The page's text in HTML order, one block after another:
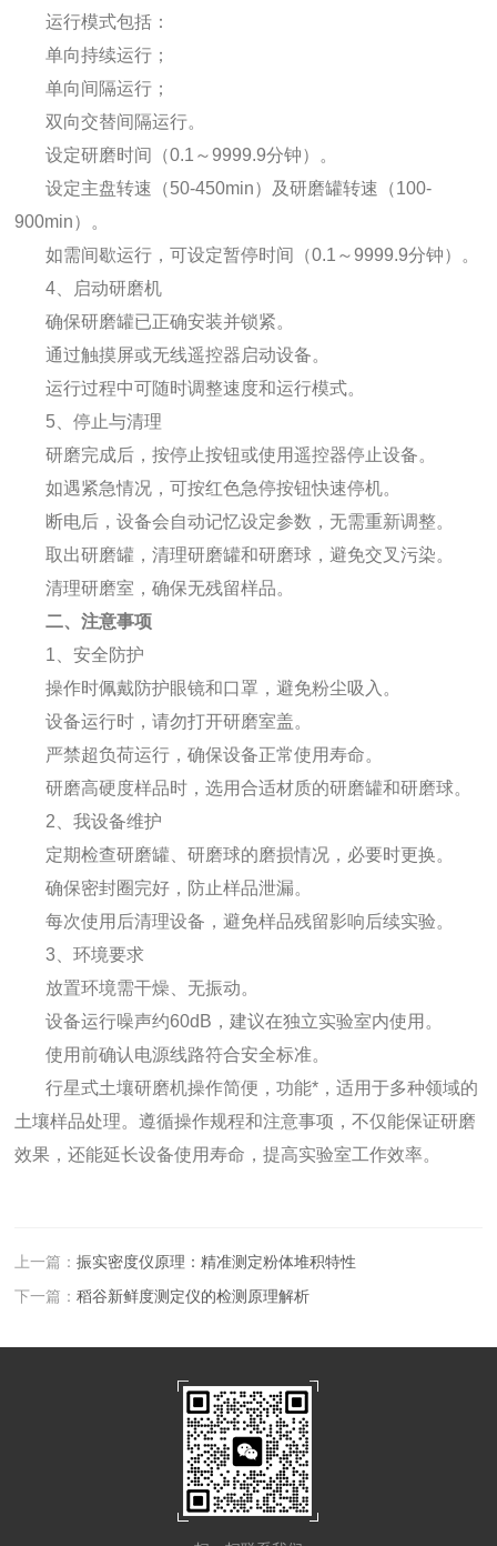
运行模式包括：
单向持续运行；
单向间隔运行；
双向交替间隔运行。
设定研磨时间（0.1～9999.9分钟）。
设定主盘转速（50-450min）及研磨罐转速（100-
900min）。
如需间歇运行，可设定暂停时间（0.1～9999.9分钟）。
4、启动研磨机
确保研磨罐已正确安装并锁紧。
通过触摸屏或无线遥控器启动设备。
运行过程中可随时调整速度和运行模式。
5、停止与清理
研磨完成后，按停止按钮或使用遥控器停止设备。
如遇紧急情况，可按红色急停按钮快速停机。
断电后，设备会自动记忆设定参数，无需重新调整。
取出研磨罐，清理研磨罐和研磨球，避免交叉污染。
清理研磨室，确保无残留样品。
二、注意事项
1、安全防护
操作时佩戴防护眼镜和口罩，避免粉尘吸入。
设备运行时，请勿打开研磨室盖。
严禁超负荷运行，确保设备正常使用寿命。
研磨高硬度样品时，选用合适材质的研磨罐和研磨球。
2、我设备维护
定期检查研磨罐、研磨球的磨损情况，必要时更换。
确保密封圈完好，防止样品泄漏。
每次使用后清理设备，避免样品残留影响后续实验。
3、环境要求
放置环境需干燥、无振动。
设备运行噪声约60dB，建议在独立实验室内使用。
使用前确认电源线路符合安全标准。
行星式土壤研磨机操作简便，功能*，适用于多种领域的
土壤样品处理。遵循操作规程和注意事项，不仅能保证研磨
效果，还能延长设备使用寿命，提高实验室工作效率。
上一篇：振实密度仪原理：精准测定粉体堆积特性
下一篇：稻谷新鲜度测定仪的检测原理解析